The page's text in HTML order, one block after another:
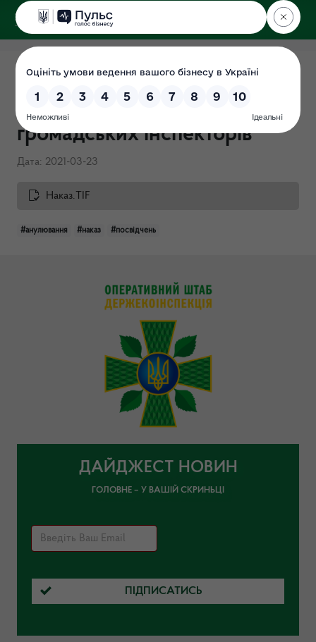
ДЕРЖЕКОІНСПЕКЦІЯ
Поліського округу
Наказ від 23.03.2021 р. №70
"Про анулювання посвідчень
громадських інспекторів"
Дата: 2021-03-23
Наказ.TIF
#анулювання #наказ #посвідчень
ДАЙДЖЕСТ НОВИН
ГОЛОВНЕ – У ВАШІЙ СКРИНЬЦІ
ПІДПИСАТИСЬ